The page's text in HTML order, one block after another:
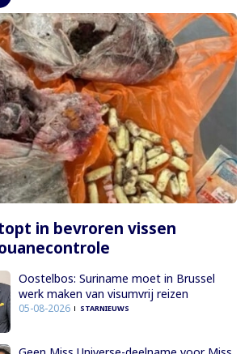
in bevroren vissen
Oostelbos: Suriname moet in Brussel
werk maken van visumvrij reizen
05-08-2026 STARNIEUWS